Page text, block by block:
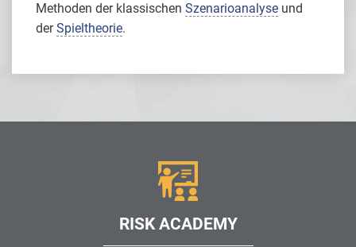
Methoden der klassischen Szenarioanalyse und
derSpieltheorie.
RISK ACADEMY